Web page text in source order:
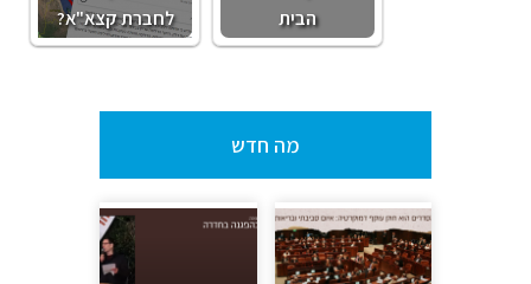
לחברת קצא"א?
הבית
מה חדש